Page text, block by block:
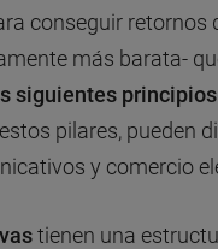
conseguir
más barata-
siguientes
estos pilares, pueden
y comercio
tienen una